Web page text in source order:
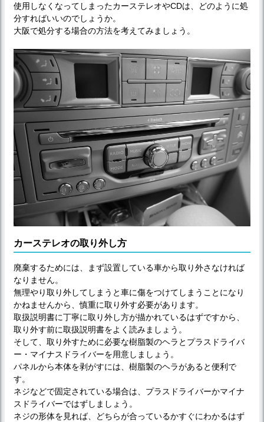
使用しなくなってしまったカーステレオやCDは、どのように処
分すればいいのでしょうか。
大阪で処分する場合の方法を考えてみましょう。
カーステレオの取り外し方
廃棄するためには、まず設置している車から取り外さなければ
なりません。
無理やり取り外してしまうと車に傷をつけてしまうことになり
かねませんから、慎重に取り外す必要があります。
取扱説明書に丁寧に取り外し方が描かれているはずですから、
取り外す前に取扱説明書をよく読みましょう。
そして、取り外すために必要な樹脂製のヘラとプラスドライバ
ー・マイナスドライバーを用意しましょう。
パネルから本体を剥がすには、樹脂製のヘラがあると便利で
す。
ネジなどで固定されている場合は、プラスドライバーかマイナ
スドライバーではずしましょう。
ネジの形体を見れば、どちらが合っているかすぐにわかるはず